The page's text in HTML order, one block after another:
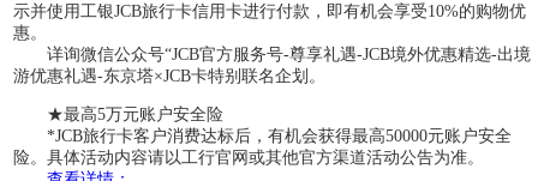
示并使用工银JCB旅行卡信用卡进行付款，即有机会享受10%的购物优
惠。
详询微信公众号“JCB官方服务号-尊享礼遇-JCB境外优惠精选-出境
游优惠礼遇-东京塔×JCB卡特别联名企划。
★最高5万元账户安全险
*JCB旅行卡客户消费达标后，有机会获得最高50000元账户安全
险。具体活动内容请以工行官网或其他官方渠道活动公告为准。